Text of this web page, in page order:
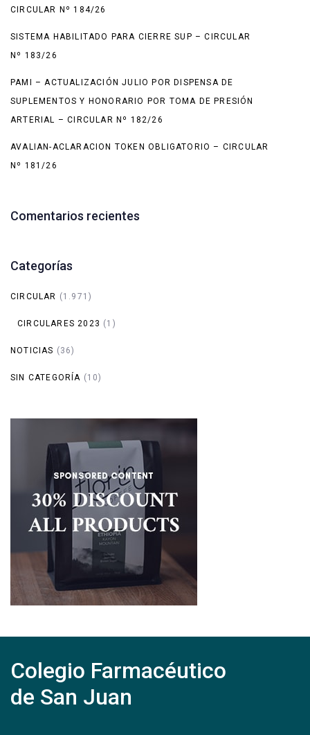
CIRCULAR Nº 184/26
SISTEMA HABILITADO PARA CIERRE SUP – CIRCULAR
Nº 183/26
PAMI – ACTUALIZACIÓN JULIO POR DISPENSA DE
SUPLEMENTOS Y HONORARIO POR TOMA DE PRESIÓN
ARTERIAL – CIRCULAR Nº 182/26
AVALIAN-ACLARACION TOKEN OBLIGATORIO – CIRCULAR
Nº 181/26
Comentarios recientes
Categorías
CIRCULAR (1.971)
CIRCULARES 2023 (1)
NOTICIAS (36)
SIN CATEGORÍA (10)
Colegio Farmacéutico
de San Juan